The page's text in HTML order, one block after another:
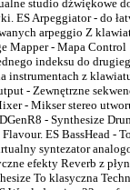
studio dźwiękowe
ES Arpeggiator - do
arpeggio Z
Mapper - Mapa Control
indeksu do
instrumentach z
- Zewnętrzne
- Mikser stereo
- Synthesize
ES BassHead -
syntezator
efekty Reverb z
To klasyczna